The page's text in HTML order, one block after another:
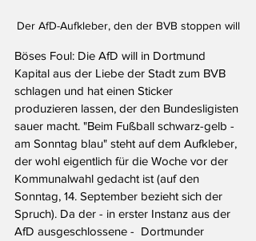
Der AfD-Aufkleber, den der BVB stoppen will
Böses Foul: Die AfD will in Dortmund
Kapital aus der Liebe der Stadt zum BVB
schlagen und hat einen Sticker
produzieren lassen, der den Bundesligisten
sauer macht. "Beim Fußball schwarz-gelb -
am Sonntag blau" steht auf dem Aufkleber,
der wohl eigentlich für die Woche vor der
Kommunalwahl gedacht ist (auf den
Sonntag, 14. September bezieht sich der
Spruch). Da der - in erster Instanz aus der
AfD ausgeschlossene -  Dortmunder